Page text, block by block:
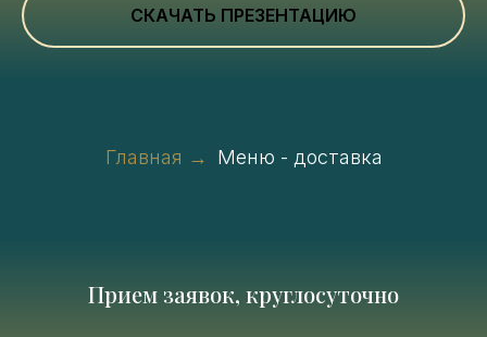
СКАЧАТЬ ПРЕЗЕНТАЦИЮ
Главная → Меню - доставка
Прием заявок, круглосуточно